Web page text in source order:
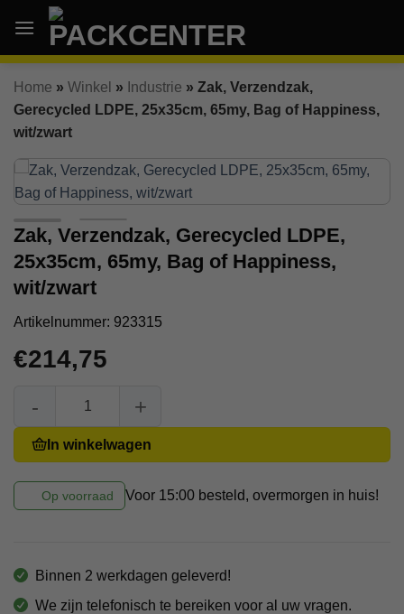
naar
inhoud
Home » Winkel » Industrie » Zak, Verzendzak,
Gerecycled LDPE, 25x35cm, 65my, Bag of Happiness,
wit/zwart
Zak, Verzendzak, Gerecycled LDPE,
25x35cm, 65my, Bag of Happiness,
wit/zwart
Artikelnummer: 923315
€214,75
In winkelwagen
Op voorraad Voor 15:00 besteld, overmorgen in huis!
Binnen 2 werkdagen geleverd!
We zijn telefonisch te bereiken voor al uw vragen.